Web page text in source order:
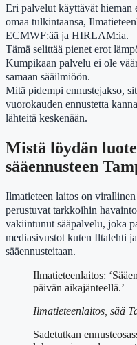
Eri palvelut käyttävät hieman
omaa tulkintaansa,
ECMWF:ää ja HIRLAM:ia.
Tämä selittää pienet erot
Kumpikaan palvelu ei ole
samaan sääilmiöön.
Mitä pidempi ennustejakso,
vuorokauden ennustetta
lähteitä keskenään.
Mistä löydän
sääennusteen
Ilmatieteen laitos on
perustuvat tarkkoihin
vakiintunut sääpalvelu, joka
mediasivustot kuten Iltalehti
sääennusteitaan.
Ilmatieteenlaitos:
päivän aikajänteellä.’
Ilmatieteenlaitos, sää
Sadetutkan